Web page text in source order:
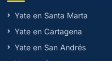
Yate en Santa Marta
Yate en Cartagena
Yate en San Andrés